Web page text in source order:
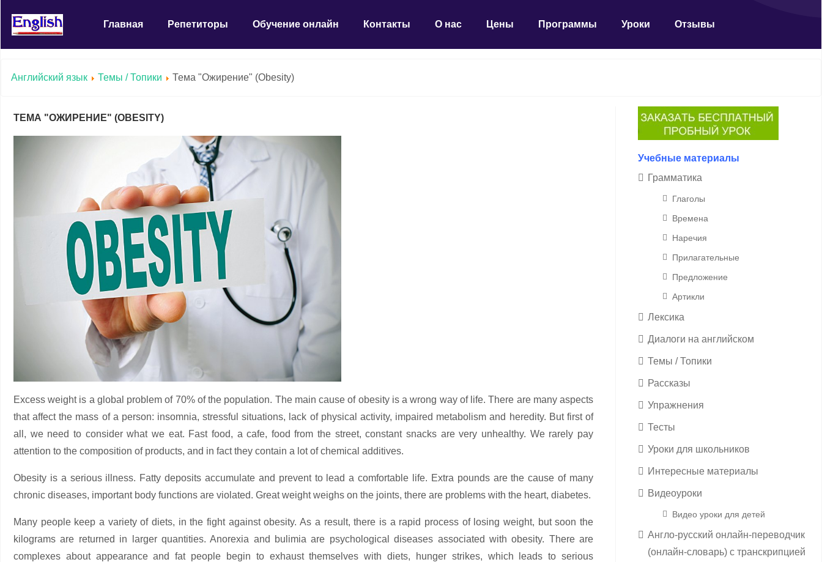
Главная Репетиторы Обучение онлайн Контакты О нас Цены Программы Уроки Отзывы
Английский язык Темы / Топики Тема "Ожирение" (Obesity)
ТЕМА "ОЖИРЕНИЕ" (OBESITY)
Excess weight is a global problem of 70% of the population. The main cause of obesity is a wrong way of life. There are many aspects
that affect the mass of a person: insomnia, stressful situations, lack of physical activity, impaired metabolism and heredity. But first of
all, we need to consider what we eat. Fast food, a cafe, food from the street, constant snacks are very unhealthy. We rarely pay
attention to the composition of products, and in fact they contain a lot of chemical additives.
Obesity is a serious illness. Fatty deposits accumulate and prevent to lead a comfortable life. Extra pounds are the cause of many
chronic diseases, important body functions are violated. Great weight weighs on the joints, there are problems with the heart, diabetes.
Many people keep a variety of diets, in the fight against obesity. As a result, there is a rapid process of losing weight, but soon the
kilograms are returned in larger quantities. Anorexia and bulimia are psychological diseases associated with obesity. There are
complexes about appearance and fat people begin to exhaust themselves with diets, hunger strikes, which leads to serious
Учебные материалы
Грамматика
Глаголы
Времена
Наречия
Прилагательные
Предложение
Артикли
Лексика
Диалоги на английском
Темы / Топики
Рассказы
Упражнения
Тесты
Уроки для школьников
Интересные материалы
Видеоуроки
Видео уроки для детей
Англо-русский онлайн-переводчик
(онлайн-словарь) с транскрипцией